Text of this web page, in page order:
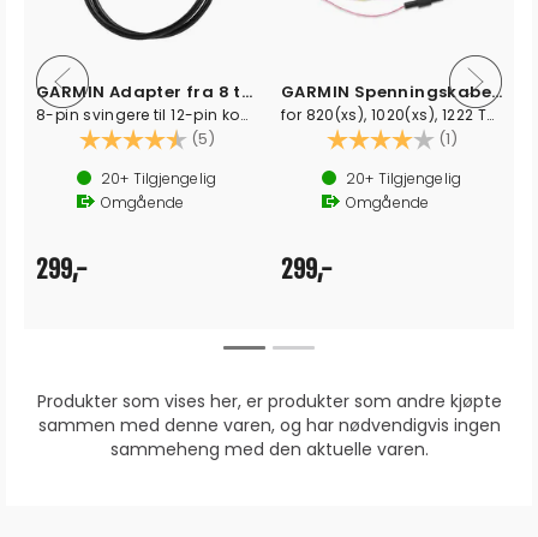
GARMIN Adapter fra 8 til 12-pin XID
8-pin svingere til 12-pin kontakt
Karakter: (5) 4.8 av 5 mulige
20+ Tilgjengelig
Omgående
299,-
GARMIN Spenningskabel (8-pin)
for 820(xs), 1020(xs), 1222 Touch (xs)
Karakter: (1)
20+ Tilgjengelig
Omgående
299,-
Produkter som vises her, er produkter som andre kjøpte
sammen med denne varen, og har nødvendigvis ingen
sammeheng med den aktuelle varen.